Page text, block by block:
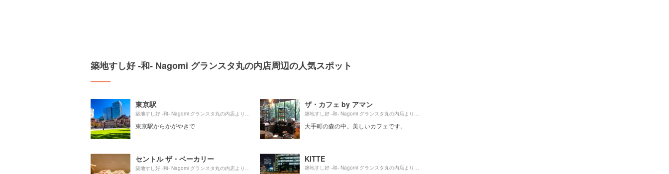
築地すし好 ‐和‐ Nagomi グランスタ丸の内店周辺の人気スポット
東京駅
築地すし好 ‐和‐ Nagomi グランスタ丸の内店より約 170m（徒歩3分）
東京駅からかがやきで
ザ・カフェ by アマン
築地すし好 ‐和‐ Nagomi グランスタ丸の内店より約
大手町の森の中。美しいカフェです。
セントル ザ・ベーカリー
築地すし好 ‐和‐ Nagomi グランスタ丸の内店より約 840m（徒歩15分）
KITTE
築地すし好 ‐和‐ Nagomi グランスタ丸の内店より約